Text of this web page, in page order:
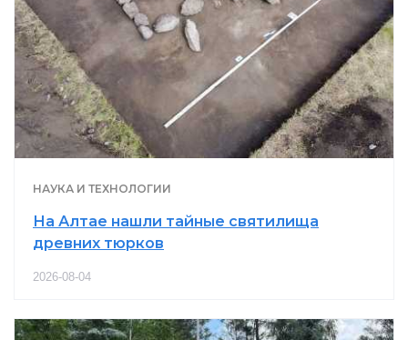
НАУКА И ТЕХНОЛОГИИ
На Алтае нашли тайные святилища
древних тюрков
2026-08-04